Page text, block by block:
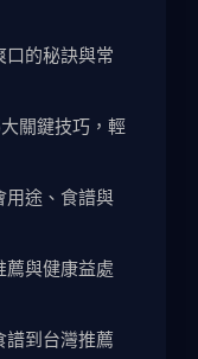
的秘訣與常
關鍵技巧，輕
用途、食譜與
薦與健康益處
到台灣推薦